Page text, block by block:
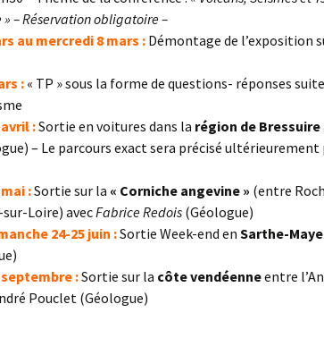
» – Réservation obligatoire –
au mercredi 8 mars : Démontage de l’exposition
: « TP » sous la forme de questions- réponses
:Sortie en voitures dans la région de Bressuire
– Le parcours exact sera précisé ultérieurement
:Sortie sur la « Corniche angevine » (entre
Loire) avecFabrice Redois (Géologue)
24-25 juin :Sortie Week-end en Sarthe-
:Sortie sur la côte vendéenneentre
Pouclet (Géologue)